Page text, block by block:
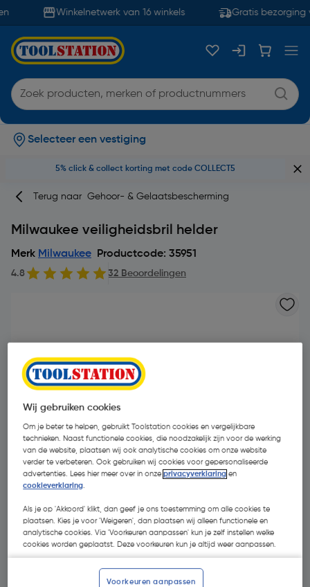
Winkelnetwerk van 16 winkels Gratis bezorging
Selecteer een vestiging
5% click & collect korting met code COLLECT5
Terug naar Gehoor- & Gelaatsbescherming
Milwaukee veiligheidsbril helder
Merk Milwaukee Productcode: 35951
4.8 32 Beoordelingen
- 16 %
€ 13,49
€ 11,27| Excl. btw € 9,31
Wij gebruiken cookies
Om je beter te helpen, gebruikt Toolstation cookies en vergelijkbare
technieken. Naast functionele cookies, die noodzakelijk zijn voor de werking
van de website, plaatsen wij ook analytische cookies om onze website
verder te verbeteren. Ook gebruiken wij cookies voor gepersonaliseerde
advertenties. Lees hier meer over in onzeprivacyverklaring en
cookieverklaring
Als je op 'Akkoord' klikt, dan geef je ons toestemming om alle cookies te
plaatsen. Kies je voor 'Weigeren', dan plaatsen wij alleen functionele en
analytische cookies. Via 'Voorkeuren aanpassen' kun je zelf instellen welke
cookies worden geplaatst. Deze voorkeuren kun je altijd weer aanpassen.
Voorkeuren aanpassen